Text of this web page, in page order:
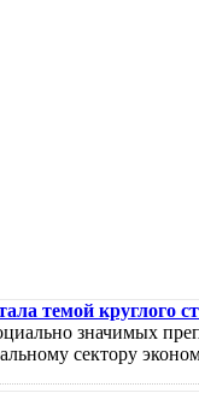
темой круглого
значимых
сектору